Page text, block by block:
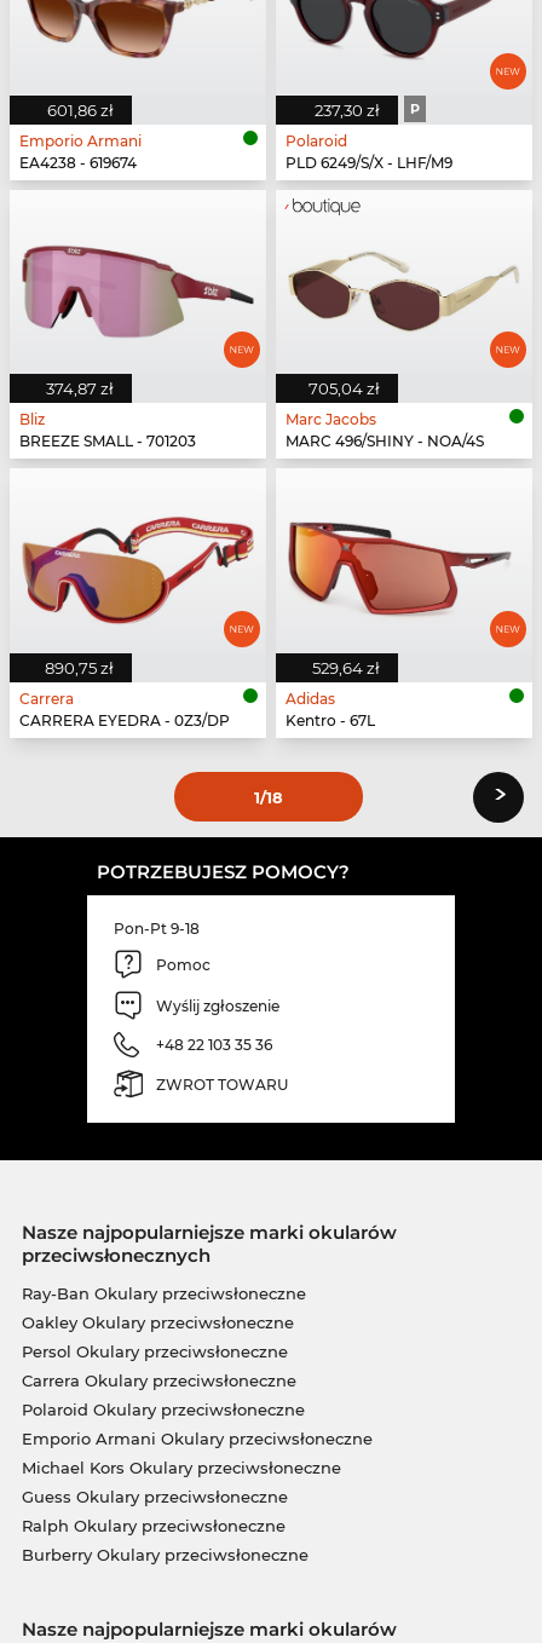
601,86 zł
Emporio Armani
EA4238 - 619674
237,30 zł P
Polaroid
PLD 6249/S/X - LHF/M9
374,87 zł
Bliz
BREEZE SMALL - 701203
705,04 zł
Marc Jacobs
MARC 496/SHINY - NOA/4S
890,75 zł
Carrera
CARRERA EYEDRA - 0Z3/DP
529,64 zł
Adidas
Kentro - 67L
1/18 ›
POTRZEBUJESZ POMOCY?
Pon-Pt 9-18
Pomoc
Wyślij zgłoszenie
+48 22 103 35 36
ZWROT TOWARU
Nasze najpopularniejsze marki okularów
przeciwsłonecznych
Ray-Ban Okulary przeciwsłoneczne
Oakley Okulary przeciwsłoneczne
Persol Okulary przeciwsłoneczne
Carrera Okulary przeciwsłoneczne
Polaroid Okulary przeciwsłoneczne
Emporio Armani Okulary przeciwsłoneczne
Michael Kors Okulary przeciwsłoneczne
Guess Okulary przeciwsłoneczne
Ralph Okulary przeciwsłoneczne
Burberry Okulary przeciwsłoneczne
Nasze najpopularniejsze marki okularów